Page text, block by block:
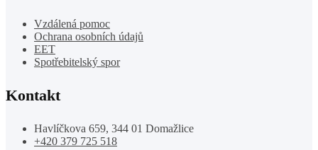
Vzdálená pomoc
Ochrana osobních údajů
EET
Spotřebitelský spor
Kontakt
Havlíčkova 659, 344 01 Domažlice
+420 379 725 518